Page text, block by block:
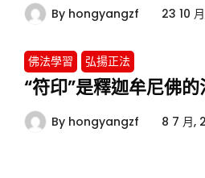
By hongyangzf 23 10
佛法學習 弘揚正法
“符印”是釋迦牟尼佛的
By hongyangzf 8 7 月,